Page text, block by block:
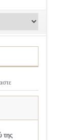
της